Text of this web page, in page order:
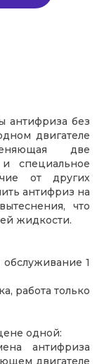
антифриза без
двигателе
две
специальное
от других
антифриз на
что
жидкости.
1
работа только
одной:
антифриза
двигателе